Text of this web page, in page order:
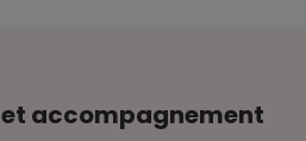
et accompagnement